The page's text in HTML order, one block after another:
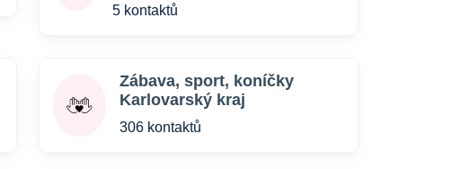
5 kontaktů
Zábava, sport, koníčky
Karlovarský kraj
306 kontaktů